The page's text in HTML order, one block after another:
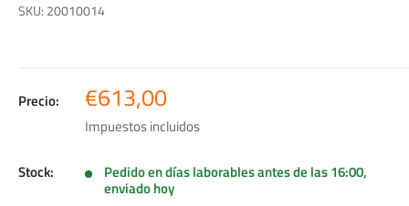
SKU: 20010014
Precio: Precio
de
venta
€613,00
Impuestos incluidos
Stock: Pedido en días laborables antes de las 16:00,
enviado hoy